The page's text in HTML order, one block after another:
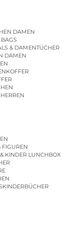
DAMEN
& DAMENTÜCHER
DAMEN
FIGUREN
KINDER LUNCHBOX